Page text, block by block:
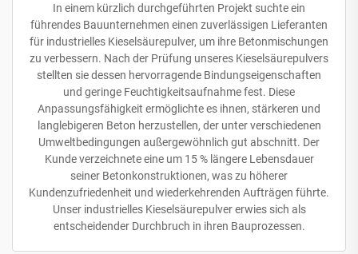
In einem kürzlich durchgeführten Projekt suchte ein
führendes Bauunternehmen einen zuverlässigen Lieferanten
für industrielles Kieselsäurepulver, um ihre Betonmischungen
zu verbessern. Nach der Prüfung unseres Kieselsäurepulvers
stellten sie dessen hervorragende Bindungseigenschaften
und geringe Feuchtigkeitsaufnahme fest. Diese
Anpassungsfähigkeit ermöglichte es ihnen, stärkeren und
langlebigeren Beton herzustellen, der unter verschiedenen
Umweltbedingungen außergewöhnlich gut abschnitt. Der
Kunde verzeichnete eine um 15 % längere Lebensdauer
seiner Betonkonstruktionen, was zu höherer
Kundenzufriedenheit und wiederkehrenden Aufträgen führte.
Unser industrielles Kieselsäurepulver erwies sich als
entscheidender Durchbruch in ihren Bauprozessen.